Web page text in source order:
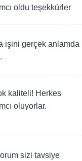
oldu teşekkürler
işini gerçek anlamda
kaliteli! Herkes
oluyorlar.
sizi tavsiye